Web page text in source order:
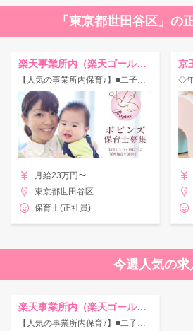
「東京都世田谷区」の
楽天事業所内（楽天ゴールデンキッズ）【ポピンズ】
【人気の事業所内保育♪】■二子玉川駅/働きやすさを誇る『ポピンズ』が運営する事業所内保育所です★
月給23万円〜
東京都世田谷区
保育士(正社員)
京
今週人気の求
楽天事業所内（楽天ゴールデンキッズ）【ポピンズ】
【人気の事業所内保育♪】■二子玉川駅/働きやすさを誇る『ポピンズ』が運営する事業所内保育所です★